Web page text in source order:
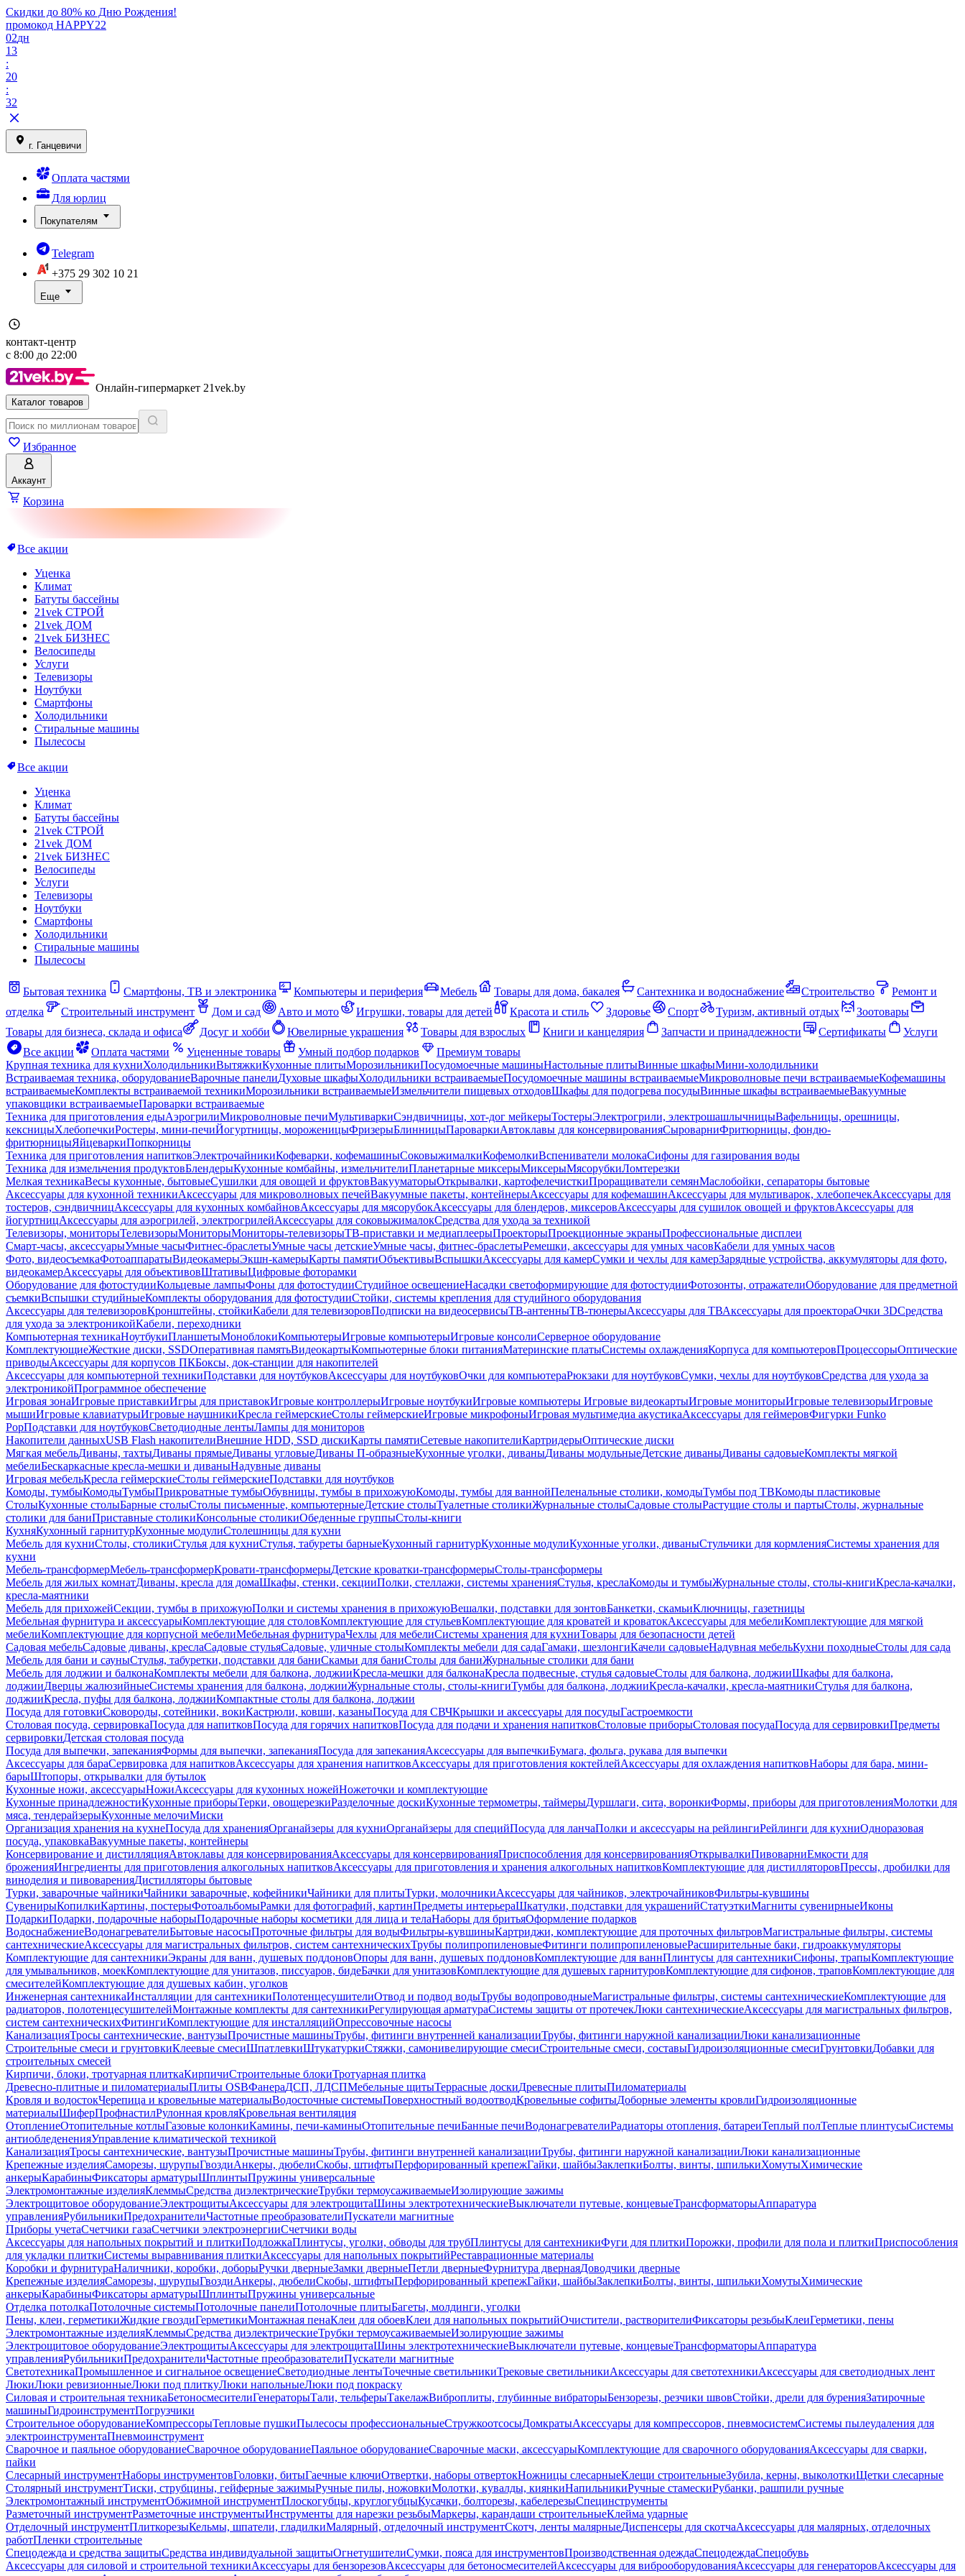
Скидки до 80% ко Дню Рождения!
промокод HAPPY22
02дн
13
:
20
:
32
г. Ганцевичи
Оплата частями
Для юрлиц
Покупателям
Telegram
+375 29 302 10 21
Еще
контакт-центр
с 8:00 до 22:00
Онлайн-гипермаркет 21vek.by
Каталог товаров
Избранное
Аккаунт
Корзина
Все акции
Уценка
Климат
Батуты бассейны
21vek СТРОЙ
21vek ДОМ
21vek БИЗНЕС
Велосипеды
Услуги
Телевизоры
Ноутбуки
Смартфоны
Холодильники
Стиральные машины
Пылесосы
Все акции
Уценка
Климат
Батуты бассейны
21vek СТРОЙ
21vek ДОМ
21vek БИЗНЕС
Велосипеды
Услуги
Телевизоры
Ноутбуки
Смартфоны
Холодильники
Стиральные машины
Пылесосы
Бытовая техника Смартфоны, ТВ и электроника Компьютеры и периферия Мебель Товары для дома, бакалея Сантехника и водоснабжение Строительство
Ремонт и
отделка
Строительный инструмент Дом и сад Авто и мото Игрушки, товары для детей Красота и стиль Здоровье Спорт Туризм, активный отдых
Зоотовары
Товары для бизнеса, склада и офиса
Досуг и хобби Ювелирные украшения Товары для взрослых Книги и канцелярия Запчасти и принадлежности Сертификаты
Услуги
Все акции
Оплата частями Уцененные товары Умный подбор подарков
Премиум товары
Крупная техника для кухниХолодильникиВытяжкиКухонные плитыМорозильникиПосудомоечные машиныНастольные плитыВинные шкафыМини-холодильники
Встраиваемая техника, оборудованиеВарочные панелиДуховые шкафыХолодильники встраиваемыеПосудомоечные машины встраиваемыеМикроволновые печи встраиваемыеКофемашины
встраиваемыеКомплекты встраиваемой техникиМорозильники встраиваемыеИзмельчители пищевых отходовШкафы для подогрева посудыВинные шкафы встраиваемыеВакуумные
упаковщики встраиваемыеПароварки встраиваемые
Техника для приготовления едыАэрогрилиМикроволновые печиМультиваркиСэндвичницы, хот-дог мейкерыТостерыЭлектрогрили, электрошашлычницыВафельницы, орешницы,
кексницыХлебопечкиРостеры, мини-печиЙогуртницы, мороженицыФризерыБлинницыПароваркиАвтоклавы для консервированияСыроварниФритюрницы, фондю-
фритюрницыЯйцеваркиПопкорницы
Техника для приготовления напитковЭлектрочайникиКофеварки, кофемашиныСоковыжималкиКофемолкиВспениватели молокаСифоны для газирования воды
Техника для измельчения продуктовБлендерыКухонные комбайны, измельчителиПланетарные миксерыМиксерыМясорубкиЛомтерезки
Мелкая техникаВесы кухонные, бытовыеСушилки для овощей и фруктовВакууматорыОткрывалки, картофелечисткиПроращиватели семянМаслобойки, сепараторы бытовые
Аксессуары для кухонной техникиАксессуары для микроволновых печейВакуумные пакеты, контейнерыАксессуары для кофемашинАксессуары для мультиварок, хлебопечекАксессуары для
тостеров, сэндвичницАксессуары для кухонных комбайновАксессуары для мясорубокАксессуары для блендеров, миксеровАксессуары для сушилок овощей и фруктовАксессуары для
йогуртницАксессуары для аэрогрилей, электрогрилейАксессуары для соковыжималокСредства для ухода за техникой
Телевизоры, мониторыТелевизорыМониторыМониторы-телевизорыТВ-приставки и медиаплеерыПроекторыПроекционные экраныПрофессиональные дисплеи
Смарт-часы, аксессуарыУмные часыФитнес-браслетыУмные часы детскиеУмные часы, фитнес-браслетыРемешки, аксессуары для умных часовКабели для умных часов
Фото, видеосъемкаФотоаппаратыВидеокамерыЭкшн-камерыКарты памятиОбъективыВспышкиАксессуары для камерСумки и чехлы для камерЗарядные устройства, аккумуляторы для фото,
видеокамерАксессуары для объективовШтативыЦифровые фоторамки
Оборудование для фотостудииКольцевые лампыФоны для фотостудииСтудийное освещениеНасадки светоформирующие для фотостудииФотозонты, отражателиОборудование для предметной
съемкиВспышки студийныеКомплекты оборудования для фотостудииСтойки, системы крепления для студийного оборудования
Аксессуары для телевизоровКронштейны, стойкиКабели для телевизоровПодписки на видеосервисыТВ-антенныТВ-тюнерыАксессуары для ТВАксессуары для проектораОчки 3DСредства
для ухода за электроникойКабели, переходники
Компьютерная техникаНоутбукиПланшетыМоноблокиКомпьютерыИгровые компьютерыИгровые консолиСерверное оборудование
КомплектующиеЖесткие диски, SSDОперативная памятьВидеокартыКомпьютерные блоки питанияМатеринские платыСистемы охлажденияКорпуса для компьютеровПроцессорыОптические
приводыАксессуары для корпусов ПКБоксы, док-станции для накопителей
Аксессуары для компьютерной техникиПодставки для ноутбуковАксессуары для ноутбуковОчки для компьютераРюкзаки для ноутбуковСумки, чехлы для ноутбуковСредства для ухода за
электроникойПрограммное обеспечение
Игровая зонаИгровые приставкиИгры для приставокИгровые контроллерыИгровые ноутбукиИгровые компьютеры Игровые видеокартыИгровые мониторыИгровые телевизорыИгровые
мышиИгровые клавиатурыИгровые наушникиКресла геймерскиеСтолы геймерскиеИгровые микрофоныИгровая мультимедиа акустикаАксессуары для геймеровФигурки Funko
PopПодставки для ноутбуковСветодиодные лентыЛампы для мониторов
Накопители данныхUSB Flash накопителиВнешние HDD, SSD дискиКарты памятиСетевые накопителиКартридерыОптические диски
Мягкая мебельДиваны, тахтыДиваны прямыеДиваны угловыеДиваны П-образныеКухонные уголки, диваныДиваны модульныеДетские диваныДиваны садовыеКомплекты мягкой
мебелиБескаркасные кресла-мешки и диваныНадувные диваны
Игровая мебельКресла геймерскиеСтолы геймерскиеПодставки для ноутбуков
Комоды, тумбыКомодыТумбыПрикроватные тумбыОбувницы, тумбы в прихожуюКомоды, тумбы для ваннойПеленальные столики, комодыТумбы под ТВКомоды пластиковые
СтолыКухонные столыБарные столыСтолы письменные, компьютерныеДетские столыТуалетные столикиЖурнальные столыСадовые столыРастущие столы и партыСтолы, журнальные
столики для баниПриставные столикиКонсольные столикиОбеденные группыСтолы-книги
КухняКухонный гарнитурКухонные модулиСтолешницы для кухни
Мебель для кухниСтолы, столикиСтулья для кухниСтулья, табуреты барныеКухонный гарнитурКухонные модулиКухонные уголки, диваныСтульчики для кормленияСистемы хранения для
кухни
Мебель-трансформерМебель-трансформерКровати-трансформерыДетские кроватки-трансформерыСтолы-трансформеры
Мебель для жилых комнатДиваны, кресла для домаШкафы, стенки, секцииПолки, стеллажи, системы храненияСтулья, креслаКомоды и тумбыЖурнальные столы, столы-книгиКресла-качалки,
кресла-маятники
Мебель для прихожейСекции, тумбы в прихожуюПолки и системы хранения в прихожуюВешалки, подставки для зонтовБанкетки, скамьиКлючницы, газетницы
Мебельная фурнитура и аксессуарыКомплектующие для столовКомплектующие для стульевКомплектующие для кроватей и кроватокАксессуары для мебелиКомплектующие для мягкой
мебелиКомплектующие для корпусной мебелиМебельная фурнитураЧехлы для мебелиСистемы хранения для кухниТовары для безопасности детей
Садовая мебельСадовые диваны, креслаСадовые стульяСадовые, уличные столыКомплекты мебели для садаГамаки, шезлонгиКачели садовыеНадувная мебельКухни походныеСтолы для сада
Мебель для бани и сауныСтулья, табуретки, подставки для баниСкамьи для баниСтолы для баниЖурнальные столики для бани
Мебель для лоджии и балконаКомплекты мебели для балкона, лоджииКресла-мешки для балконаКресла подвесные, стулья садовыеСтолы для балкона, лоджииШкафы для балкона,
лоджииДверцы жалюзийныеСистемы хранения для балкона, лоджииЖурнальные столы, столы-книгиТумбы для балкона, лоджииКресла-качалки, кресла-маятникиСтулья для балкона,
лоджииКресла, пуфы для балкона, лоджииКомпактные столы для балкона, лоджии
Посуда для готовкиСковороды, сотейники, вокиКастрюли, ковши, казаныПосуда для СВЧКрышки и аксессуары для посудыГастроемкости
Столовая посуда, сервировкаПосуда для напитковПосуда для горячих напитковПосуда для подачи и хранения напитковСтоловые приборыСтоловая посудаПосуда для сервировкиПредметы
сервировкиДетская столовая посуда
Посуда для выпечки, запеканияФормы для выпечки, запеканияПосуда для запеканияАксессуары для выпечкиБумага, фольга, рукава для выпечки
Аксессуары для бараСервировка для напитковАксессуары для хранения напитковАксессуары для приготовления коктейлейАксессуары для охлаждения напитковНаборы для бара, мини-
барыШтопоры, открывалки для бутылок
Кухонные ножи, аксессуарыНожиАксессуары для кухонных ножейНожеточки и комплектующие
Кухонные принадлежностиКухонные приборыТерки, овощерезкиРазделочные доскиКухонные термометры, таймерыДуршлаги, сита, воронкиФормы, приборы для приготовленияМолотки для
мяса, тендерайзерыКухонные мелочиМиски
Организация хранения на кухнеПосуда для храненияОрганайзеры для кухниОрганайзеры для специйПосуда для ланчаПолки и аксессуары на рейлингиРейлинги для кухниОдноразовая
посуда, упаковкаВакуумные пакеты, контейнеры
Консервирование и дистилляцияАвтоклавы для консервированияАксессуары для консервированияПриспособления для консервированияОткрывалкиПивоварниЕмкости для
броженияИнгредиенты для приготовления алкогольных напитковАксессуары для приготовления и хранения алкогольных напитковКомплектующие для дистилляторовПрессы, дробилки для
виноделия и пивоваренияДистилляторы бытовые
Турки, заварочные чайникиЧайники заварочные, кофейникиЧайники для плитыТурки, молочникиАксессуары для чайников, электрочайниковФильтры-кувшины
СувенирыКопилкиКартины, постерыФотоальбомыРамки для фотографий, картинПредметы интерьераШкатулки, подставки для украшенийСтатуэткиМагниты сувенирныеИконы
ПодаркиПодарки, подарочные наборыПодарочные наборы косметики для лица и телаНаборы для бритьяОформление подарков
ВодоснабжениеВодонагревателиБытовые насосыПроточные фильтры для водыФильтры-кувшиныКартриджи, комплектующие для проточных фильтровМагистральные фильтры, системы
сантехническиеАксессуары для магистральных фильтров, систем сантехническихТрубы полипропиленовыеФитинги полипропиленовыеРасширительные баки, гидроаккумуляторы
Комплектующие для сантехникиЭкраны для ванн, душевых поддоновОпоры для ванн, душевых поддоновКомплектующие для ваннПлинтусы для сантехникиСифоны, трапыКомплектующие
для умывальников, моекКомплектующие для унитазов, писсуаров, бидеБачки для унитазовКомплектующие для душевых гарнитуровКомплектующие для сифонов, траповКомплектующие для
смесителейКомплектующие для душевых кабин, уголков
Инженерная сантехникаИнсталляции для сантехникиПолотенцесушителиОтвод и подвод водыТрубы водопроводныеМагистральные фильтры, системы сантехническиеКомплектующие для
радиаторов, полотенцесушителейМонтажные комплекты для сантехникиРегулирующая арматураСистемы защиты от протечекЛюки сантехническиеАксессуары для магистральных фильтров,
систем сантехническихФитингиКомплектующие для инсталляцийОпрессовочные насосы
КанализацияТросы сантехнические, вантузыПрочистные машиныТрубы, фитинги внутренней канализацииТрубы, фитинги наружной канализацииЛюки канализационные
Строительные смеси и грунтовкиКлеевые смесиШпатлевкиШтукатуркиСтяжки, самонивелирующие смесиСтроительные смеси, составыГидроизоляционные смесиГрунтовкиДобавки для
строительных смесей
Кирпичи, блоки, тротуарная плиткаКирпичиСтроительные блокиТротуарная плитка
Древесно-плитные и пиломатериалыПлиты OSBФанераДСП, ЛДСПМебельные щитыТеррасные доскиДревесные плитыПиломатериалы
Кровля и водостокЧерепица и кровельные материалыВодосточные системыПоверхностный водоотводКровельные софитыДоборные элементы кровлиГидроизоляционные
материалыШиферПрофнастилРулонная кровляКровельная вентиляция
ОтоплениеОтопительные котлыГазовые колонкиКамины, печи-каминыОтопительные печиБанные печиВодонагревателиРадиаторы отопления, батареиТеплый полТеплые плинтусыСистемы
антиобледененияУправление климатической техникой
КанализацияТросы сантехнические, вантузыПрочистные машиныТрубы, фитинги внутренней канализацииТрубы, фитинги наружной канализацииЛюки канализационные
Крепежные изделияСаморезы, шурупыГвоздиАнкеры, дюбелиСкобы, штифтыПерфорированный крепежГайки, шайбыЗаклепкиБолты, винты, шпилькиХомутыХимические
анкерыКарабиныФиксаторы арматурыШплинтыПружины универсальные
Электромонтажные изделияКлеммыСредства диэлектрическиеТрубки термоусаживаемыеИзолирующие зажимы
Электрощитовое оборудованиеЭлектрощитыАксессуары для электрощитаШины электротехническиеВыключатели путевые, концевыеТрансформаторыАппаратура
управленияРубильникиПредохранителиЧастотные преобразователиПускатели магнитные
Приборы учетаСчетчики газаСчетчики электроэнергииСчетчики воды
Аксессуары для напольных покрытий и плиткиПодложкаПлинтусы, уголки, обводы для трубПлинтусы для сантехникиФуги для плиткиПорожки, профили для пола и плиткиПриспособления
для укладки плиткиСистемы выравнивания плиткиАксессуары для напольных покрытийРеставрационные материалы
Коробки и фурнитураНаличники, коробки, доборыРучки дверныеЗамки дверныеПетли дверныеФурнитура двернаяДоводчики дверные
Крепежные изделияСаморезы, шурупыГвоздиАнкеры, дюбелиСкобы, штифтыПерфорированный крепежГайки, шайбыЗаклепкиБолты, винты, шпилькиХомутыХимические
анкерыКарабиныФиксаторы арматурыШплинтыПружины универсальные
Отделка потолкаПотолочные системыПотолочные панелиПотолочные плитыБагеты, молдинги, уголки
Пены, клеи, герметикиЖидкие гвоздиГерметикиМонтажная пенаКлеи для обоевКлеи для напольных покрытийОчистители, растворителиФиксаторы резьбыКлеиГерметики, пены
Электромонтажные изделияКлеммыСредства диэлектрическиеТрубки термоусаживаемыеИзолирующие зажимы
Электрощитовое оборудованиеЭлектрощитыАксессуары для электрощитаШины электротехническиеВыключатели путевые, концевыеТрансформаторыАппаратура
управленияРубильникиПредохранителиЧастотные преобразователиПускатели магнитные
СветотехникаПромышленное и сигнальное освещениеСветодиодные лентыТочечные светильникиТрековые светильникиАксессуары для светотехникиАксессуары для светодиодных лент
ЛюкиЛюки ревизионныеЛюки под плиткуЛюки напольныеЛюки под покраску
Силовая и строительная техникаБетоносмесителиГенераторыТали, тельферыТакелажВиброплиты, глубинные вибраторыБензорезы, резчики швовСтойки, дрели для буренияЗатирочные
машиныГидроинструментПогрузчики
Строительное оборудованиеКомпрессорыТепловые пушкиПылесосы профессиональныеСтружкоотсосыДомкратыАксессуары для компрессоров, пневмосистемСистемы пылеудаления для
электроинструментаПневмоинструмент
Сварочное и паяльное оборудованиеСварочное оборудованиеПаяльное оборудованиеСварочные маски, аксессуарыКомплектующие для сварочного оборудованияАксессуары для сварки,
пайки
Слесарный инструментНаборы инструментовГоловки, битыГаечные ключиОтвертки, наборы отвертокНожницы слесарныеКлещи строительныеЗубила, керны, выколоткиЩетки слесарные
Столярный инструментТиски, струбцины, гейферные зажимыРучные пилы, ножовкиМолотки, кувалды, киянкиНапильникиРучные стамескиРубанки, рашпили ручные
Электромонтажный инструментОбжимной инструментПлоскогубцы, круглогубцыКусачки, болторезы, кабелерезыСпецинструменты
Разметочный инструментРазметочные инструментыИнструменты для нарезки резьбыМаркеры, карандаши строительныеКлейма ударные
Отделочный инструментПлиткорезыКельмы, шпатели, гладилкиМалярный, отделочный инструментСкотч, ленты малярныеДиспенсеры для скотчаАксессуары для малярных, отделочных
работПленки строительные
Спецодежда и средства защитыСредства индивидуальной защитыОгнетушителиСумки, пояса для инструментовПроизводственная одеждаСпецодеждаСпецобувь
Аксессуары для силовой и строительной техникиАксессуары для бензорезовАксессуары для бетоносмесителейАксессуары для виброоборудованияАксессуары для генераторовАксессуары для